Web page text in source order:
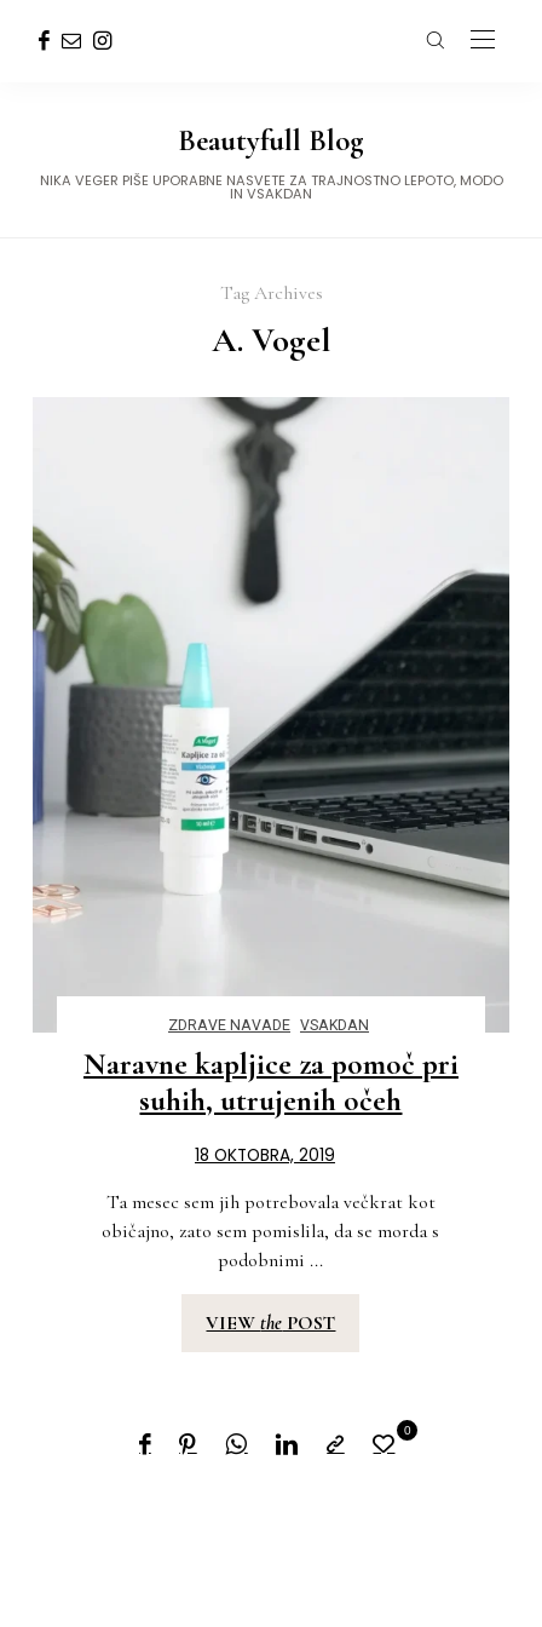
Beautyfull Blog
NIKA VEGER PIŠE UPORABNE NASVETE ZA TRAJNOSTNO LEPOTO, MODO
IN VSAKDAN
Tag Archives
A. Vogel
ZDRAVE NAVADE VSAKDAN
Naravne kapljice za pomoč pri
suhih, utrujenih očeh
18 OKTOBRA, 2019
Ta mesec sem jih potrebovala večkrat kot
običajno, zato sem pomislila, da se morda s
podobnimi ...
VIEWthe POST
0